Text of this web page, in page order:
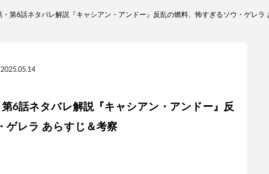
第6話ネタバレ解説『キャシアン・アンドー』反乱の燃料、怖すぎるソウ・ゲレラ
2025.05.14
6話ネタバレ解説『キャシアン・アンドー』反
ゲレラ あらすじ＆考察